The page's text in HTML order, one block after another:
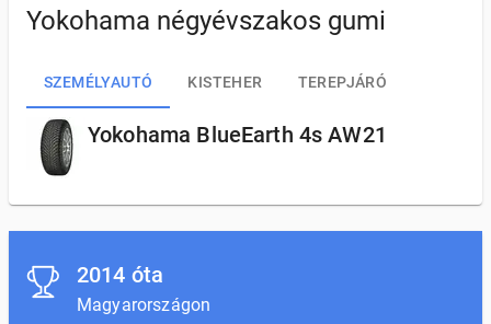
Yokohama négyévszakos gumi
SZEMÉLYAUTÓ KISTEHER TEREPJÁRÓ
Yokohama BlueEarth 4s AW21
2014 óta
Magyarországon